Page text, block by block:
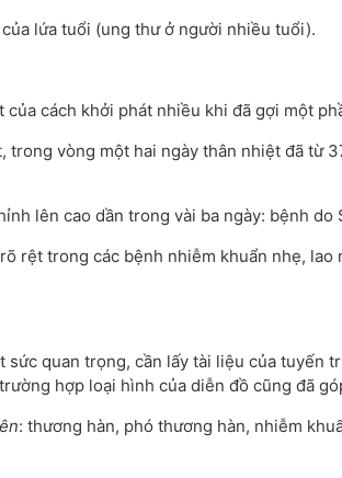
lứa tuổi (ung thư ở người nhiều tuổi).
cách khởi phát nhiều khi đã gợi một
trong vòng một hai ngày thân nhiệt đã từ
lên cao dần trong vài ba ngày: bệnh
rệt trong các bệnh nhiễm khuẩn nhẹ, lao
sức quan trọng, cần lấy tài liệu của tuyến
hợp loại hình của diễn đồ cũng đã
: thương hàn, phó thương hàn, nhiễm